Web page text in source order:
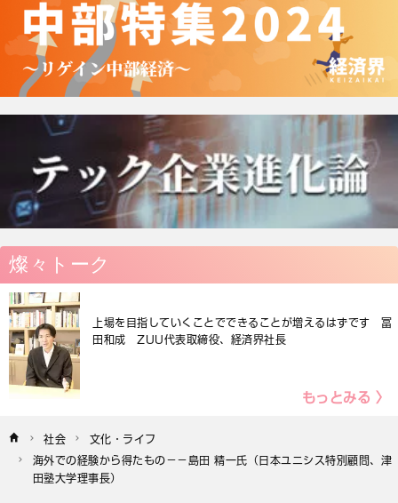
燦々トーク
上場を目指していくことでできることが増えるはずです 冨
田和成 ZUU代表取締役、経済界社長
もっとみる 〉
社会
文化・ライフ
海外での経験から得たもの－－島田 精一氏（日本ユニシス特別顧問、津
田塾大学理事長）